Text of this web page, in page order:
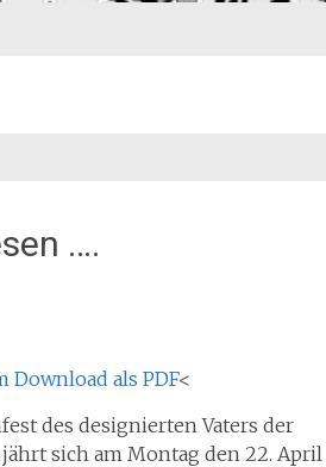
….
Download als PDF<
des designierten Vaters der
sich am Montag den 22. April